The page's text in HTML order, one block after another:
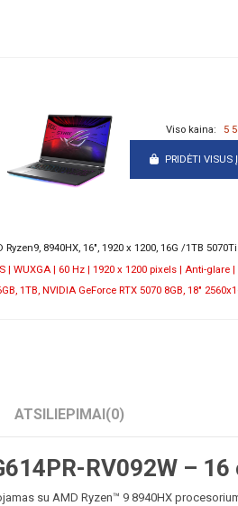
Viso kaina: 5
PRIDĖTI VISUS
Ryzen9, 8940HX, 16", 1920 x 1200, 16G /1TB
| WUXGA | 60 Hz | 1920 x 1200 pixels | Anti-glare
1TB, NVIDIA GeForce RTX 5070 8GB, 18"
ATSILIEPIMAI(0)
RV092W –
su AMD Ryzen™ 9 8940HX